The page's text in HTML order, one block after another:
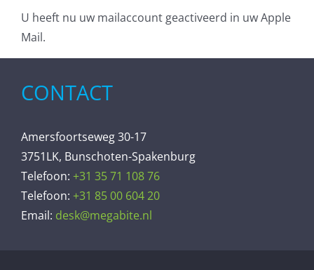
U heeft nu uw mailaccount geactiveerd in uw Apple
Mail.
CONTACT
Amersfoortseweg 30-17
3751LK, Bunschoten-Spakenburg
Telefoon: +31 35 71 108 76
Telefoon: +31 85 00 604 20
Email: desk@megabite.nl